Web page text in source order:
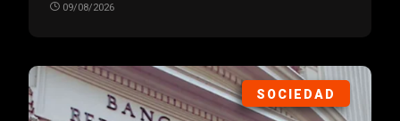
09/08/2026
SOCIEDAD